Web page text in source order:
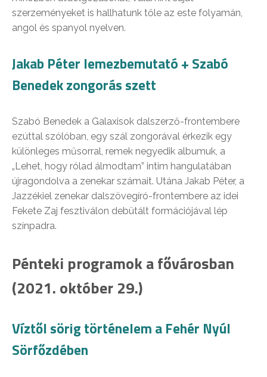
szerzeményeket is hallhatunk tőle az este folyamán,
angol és spanyol nyelven.
Jakab Péter lemezbemutató + Szabó
Benedek zongorás szett
Szabó Benedek a Galaxisok dalszerző-frontembere
ezúttal szólóban, egy szál zongorával érkezik egy
különleges műsorral, remek negyedik albumuk, a
„Lehet, hogy rólad álmodtam” intim hangulatában
újragondolva a zenekar számait. Utána Jakab Péter, a
Jazzékiel zenekar dalszövegíró-frontembere az idei
Fekete Zaj fesztiválon debütált formációjával lép
színpadra.
Pénteki programok a fővárosban
(2021. október 29.)
Víztől sörig történelem a Fehér Nyúl
Sörfőzdében